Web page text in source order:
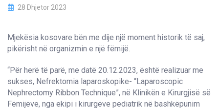
28 Dhjetor 2023
Mjekësia kosovare bën me dije një moment historik të saj,
pikërisht në organizmin e një fëmijë.
“Për herë të parë, me datë 20.12.2023, është realizuar me
sukses, Nefrektomia laparoskopike- “Laparoscopic
Nephrectomy Ribbon Technique”, në Klinikën e Kirurgjisë së
Fëmijëve, nga ekipi i kirurgëve pediatrik në bashkëpunim